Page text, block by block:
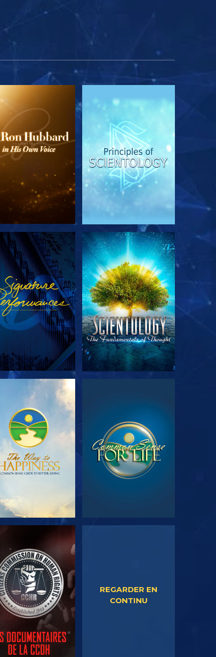
DÉCOUVRIR LES
SÉRIES
REGARDER
DÉCOUVRIR LES
SÉRIES
REGARDER
REGARDER EN
CONTINU